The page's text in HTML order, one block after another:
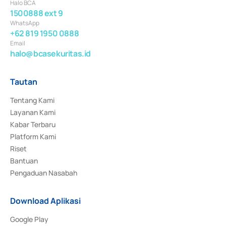
Halo BCA
1500888 ext 9
WhatsApp
+62 819 1950 0888
Email
halo@bcasekuritas.id
Tautan
Tentang Kami
Layanan Kami
Kabar Terbaru
Platform Kami
Riset
Bantuan
Pengaduan Nasabah
Download Aplikasi
Google Play